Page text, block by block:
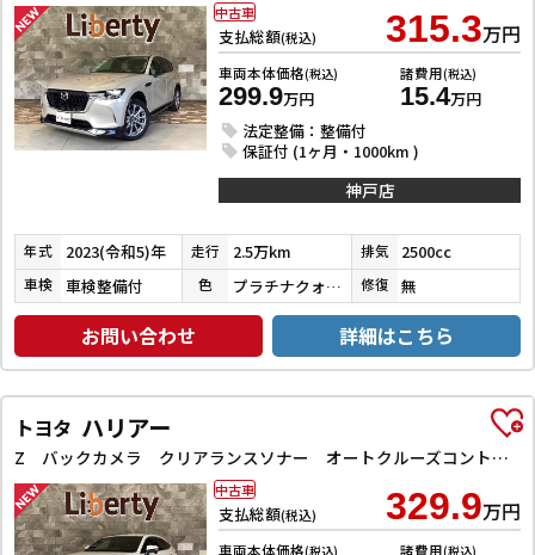
支払総額(税込) 315.3万円
車両本体価格(税込)
299.9万円
諸費用(税込)
15.4万円
法定整備：整備付
保証付 (1ヶ月・1000km )
中古車
神戸店
年式 2023(令和5)年 走行 2.5万km 排気 2500cc
車検 車検整備付 色 プラチナクォーツメタリック 修復 無
お問い合わせ 詳細はこちら
トヨタ ハリアー
Z バックカメラ クリアランスソナー オートクルーズコントロール レーンアシスト パワーシート 衝突被害軽減システム ナビ TV オートマチックハイビーム オートライト LEDヘッドランプ 電動リアゲート
支払総額(税込) 329.9万円
車両本体価格 諸費用
中古車